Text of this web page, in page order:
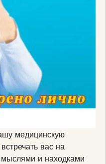
медицинскую
вас на
мыслями и находками